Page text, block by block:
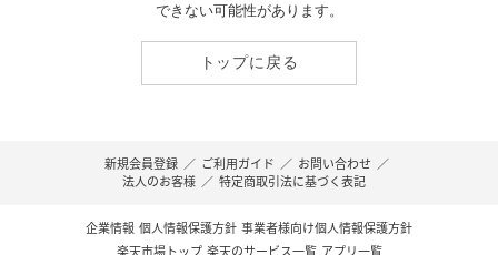
できない可能性があります。
トップに戻る
新規会員登録 ／ ご利用ガイド ／ お問い合わせ ／
法人のお客様 ／ 特定商取引法に基づく表記
企業情報 個人情報保護方針 事業者様向け個人情報保護方針
楽天市場トップ 楽天のサービス一覧 アプリ一覧